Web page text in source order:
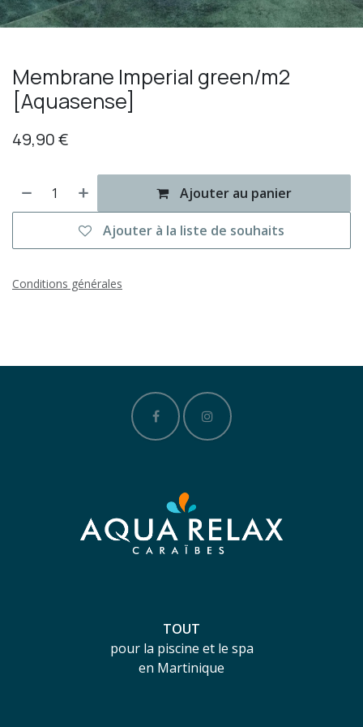
Membrane Imperial green/m2
[Aquasense]
49,90€
Ajouter au panier
Ajouter à la liste de souhaits
Conditions générales
TOUT
pour la piscine et le spa
en Martinique